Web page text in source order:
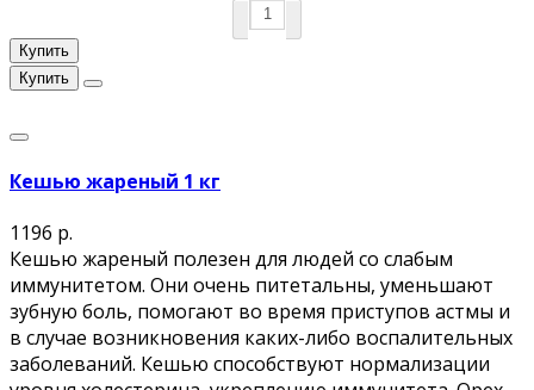
Купить
Купить
Кешью жареный 1 кг
1196 р.
Кешью жареный полезен для людей со слабым
иммунитетом. Они очень питетальны, уменьшают
зубную боль, помогают во время приступов астмы и
в случае возникновения каких-либо воспалительных
заболеваний. Кешью способствуют нормализации